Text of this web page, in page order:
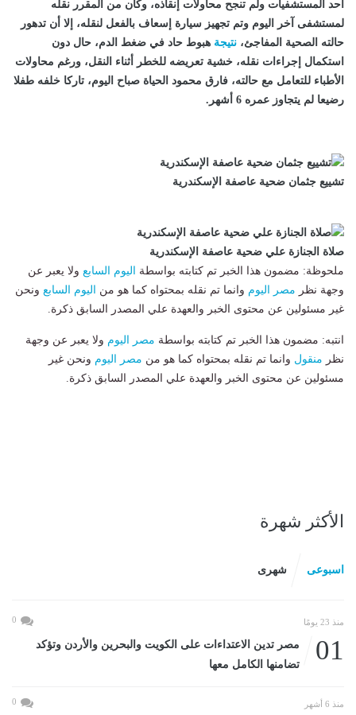
أحد المستشفيات ولم تنجح محاولات إنقاذه، وكان من المقرر نقله
لمستشفى آخر اليوم وتم تجهيز سيارة إسعاف بالفعل لنقله، إلا أن تدهور
حالته الصحية المفاجئ، نتيجة هبوط حاد في ضغط الدم، حال دون
استكمال إجراءات نقله، خشية تعريضه للخطر أثناء النقل، ورغم محاولات
الأطباء للتعامل مع حالته، فارق محمود الحياة صباح اليوم، تاركا خلفه طفلا
رضيعا لم يتجاوز عمره 6 أشهر.
تشييع جثمان ضحية عاصفة الإسكندرية
صلاة الجنازة علي ضحية عاصفة الإسكندرية
ملحوظة: مضمون هذا الخبر تم كتابته بواسطة
اليوم السابع ولا يعبر عن
وجهة نظر مصر اليوم وانما تم نقله بمحتواه كما هو من اليوم السابع ونحن
غير مسئولين عن محتوى الخبر والعهدة علي المصدر السابق ذكرة.
انتبه: مضمون هذا الخبر تم كتابته بواسطة مصر اليوم ولا يعبر عن وجهة
نظر منقول وانما تم نقله بمحتواه كما هو من مصر اليوم ونحن غير
مسئولين عن محتوى الخبر والعهدة علي المصدر السابق ذكرة.
الأكثر شهرة
اسبوعى شهرى
منذ 23 يومًا 0
01
مصر تدين الاعتداءات على الكويت والبحرين والأردن وتؤكد
تضامنها الكامل معها
منذ 6 أشهر 0